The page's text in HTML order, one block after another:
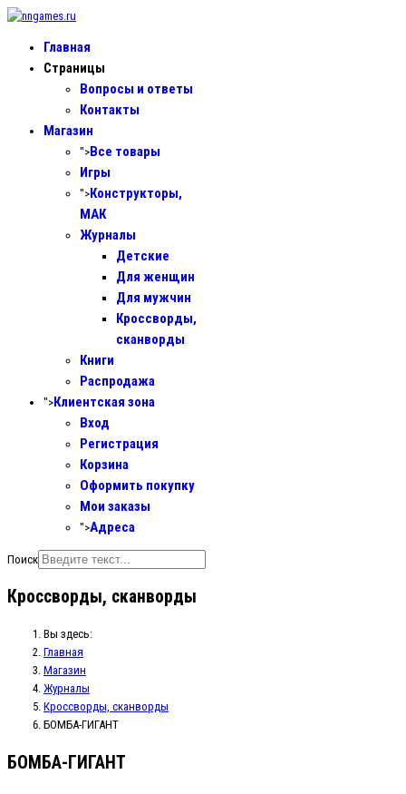
Главная
Страницы
Вопросы и ответы
Контакты
Магазин
">Все товары
Игры
">Конструкторы,
МАК
Журналы
Детские
Для женщин
Для мужчин
Кроссворды,
сканворды
Книги
Распродажа
">Клиентская зона
Вход
Регистрация
Корзина
Оформить покупку
Мои заказы
">Адреса
Поиск
Кроссворды, сканворды
Вы здесь:
Главная
Магазин
Журналы
Кроссворды, сканворды
БОМБА-ГИГАНТ
БОМБА-ГИГАНТ